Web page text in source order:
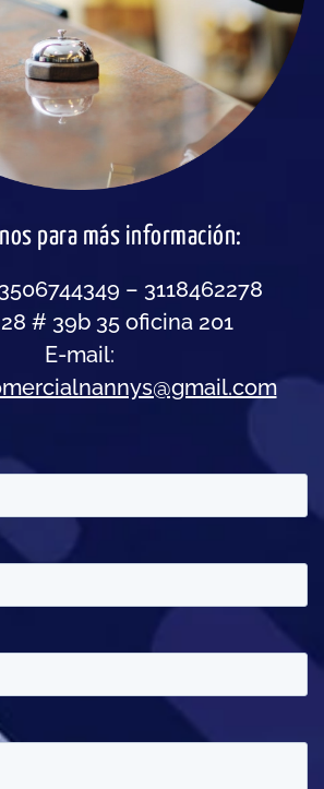
para más información:
– 3118462278
# 39b 35 oficina 201
E-mail: